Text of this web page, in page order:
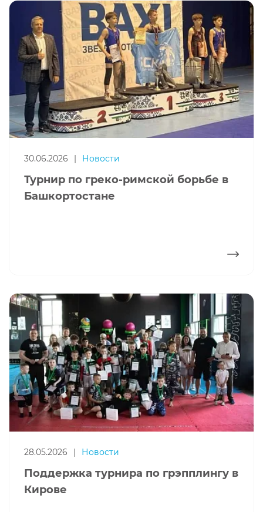
30.06.2026 Новости
Турнир по греко-римской борьбе в
Башкортостане
28.05.2026 | Новости
Поддержка турнира по грэпплингу в
Кирове